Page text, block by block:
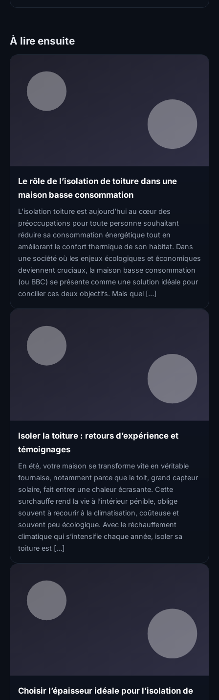
À lire ensuite
Le rôle de l’isolation de toiture dans une
maison basse consommation
L’isolation toiture est aujourd’hui au cœur des
préoccupations pour toute personne souhaitant
réduire sa consommation énergétique tout en
améliorant le confort thermique de son habitat. Dans
une société où les enjeux écologiques et économiques
deviennent cruciaux, la maison basse consommation
(ou BBC) se présente comme une solution idéale pour
concilier ces deux objectifs. Mais quel […]
Isoler la toiture : retours d’expérience et
témoignages
En été, votre maison se transforme vite en véritable
fournaise, notamment parce que le toit, grand capteur
solaire, fait entrer une chaleur écrasante. Cette
surchauffe rend la vie à l’intérieur pénible, oblige
souvent à recourir à la climatisation, coûteuse et
souvent peu écologique. Avec le réchauffement
climatique qui s’intensifie chaque année, isoler sa
toiture est […]
Choisir l’épaisseur idéale pour l’isolation de